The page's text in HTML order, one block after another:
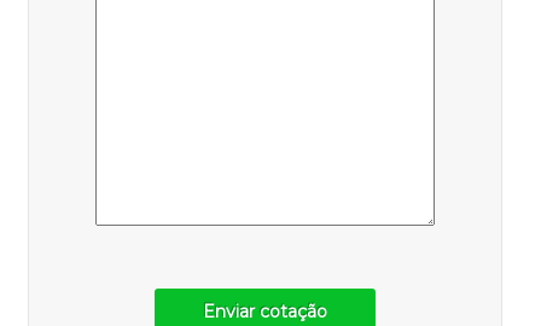
Enviar cotação